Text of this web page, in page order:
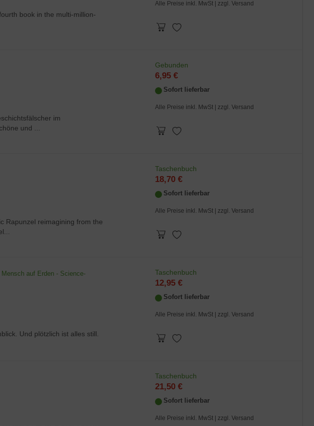
book in the multi-million-
Alle Preise inkl. MwSt |zzgl. Versand
im
und ...
Gebunden
6,95 €
Sofort lieferbar
Alle Preise inkl. MwSt |zzgl. Versand
Rapunzel reimagining from the
Taschenbuch
18,70 €
Sofort lieferbar
Alle Preise inkl. MwSt |zzgl. Versand
auf Erden - Science-
Und plötzlich ist alles still.
Taschenbuch
12,95 €
Sofort lieferbar
Alle Preise inkl. MwSt |zzgl. Versand
Taschenbuch
21,50 €
Sofort lieferbar
Alle Preise inkl. MwSt |zzgl. Versand